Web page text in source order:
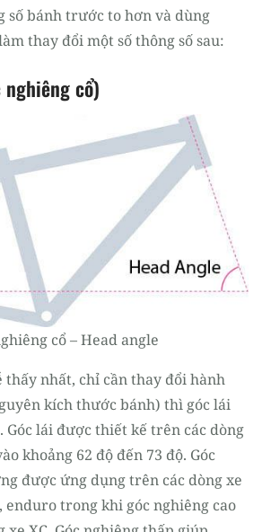
số bánh trước to hơn và dùng
thay đổi một số thông số sau:
nghiêng cổ)
cổ – Head angle
nhất, chỉ cần thay đổi hành
kích thước bánh) thì góc lái
Góc lái được thiết kế trên các dòng
khoảng 62 độ đến 73 độ. Góc
được ứng dụng trên các dòng xe
trong khi góc nghiêng cao